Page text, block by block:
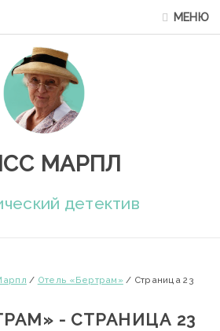
МЕНЮ
МАРПЛ
детектив
/ Отель «Бертрам»/ Страница 23
- СТРАНИЦА 23